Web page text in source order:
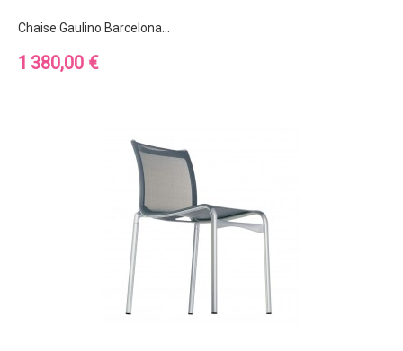
Chaise Gaulino Barcelona...
Prix
1 380,00 €